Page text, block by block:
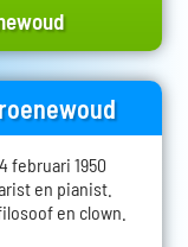
februari 1950
en pianist.
en clown.